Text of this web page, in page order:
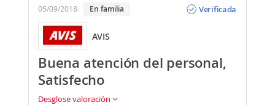
05/09/2018 En familia
Verificada
AVIS
Buena atención del personal,
Satisfecho
Desglose valoración